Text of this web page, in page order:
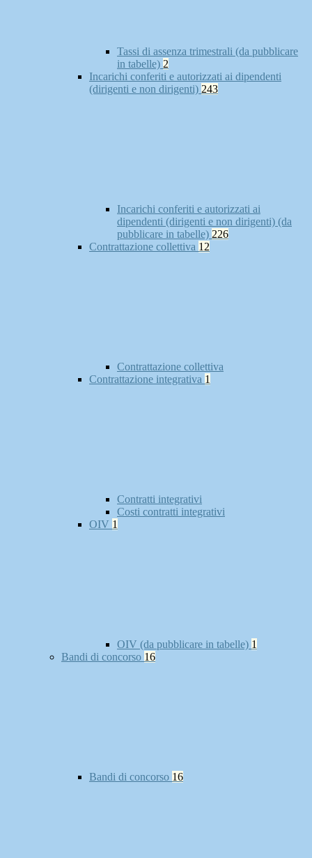
Tassi di assenza trimestrali (da pubblicare
in tabelle) 2
Incarichi conferiti e autorizzati ai dipendenti
(dirigenti e non dirigenti) 243
Incarichi conferiti e autorizzati ai
dipendenti (dirigenti e non dirigenti) (da
pubblicare in tabelle) 226
Contrattazione collettiva 12
Contrattazione collettiva
Contrattazione integrativa 1
Contratti integrativi
Costi contratti integrativi
OIV 1
OIV (da pubblicare in tabelle) 1
Bandi di concorso 16
Bandi di concorso 16